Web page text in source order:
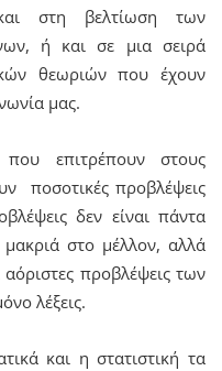
στη βελτίωση των
ή και σε μια σειρά
θεωριών που έχουν
μας.
επιτρέπουν στους
ποσοτικές προβλέψεις
δεν είναι πάντα
στο μέλλον, αλλά
προβλέψεις των
λέξεις.
και η στατιστική τα